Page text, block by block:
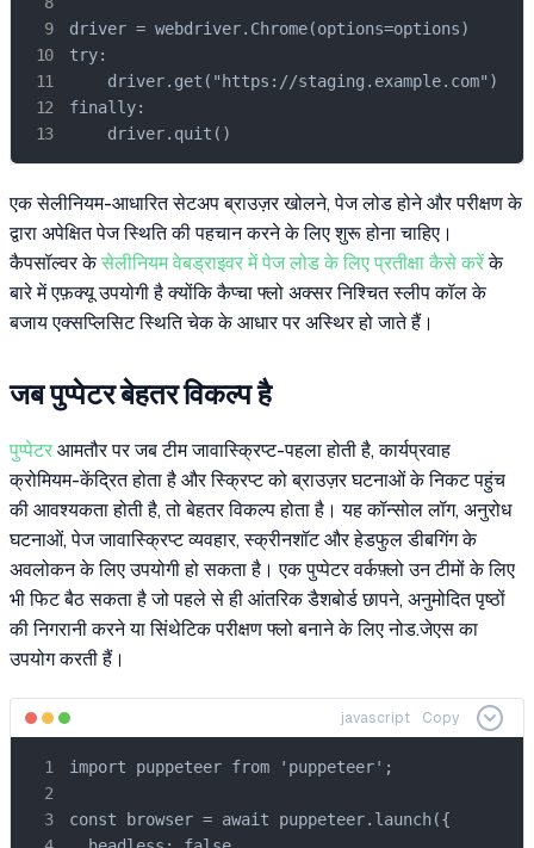
driver = webdriver.Chrome(options=options)
try:
    driver.get("https://staging.example.com")
finally:
    driver.quit()
एक सेलीनियम-आधारित सेटअप ब्राउज़र खोलने, पेज लोड होने और परीक्षण के
द्वारा अपेक्षित पेज स्थिति की पहचान करने के लिए शुरू होना चाहिए।
कैपसॉल्वर केसेलीनियम वेबड्राइवर में पेज लोड के लिए प्रतीक्षा कैसे करेंके
बारे में एफ़क्यू उपयोगी है क्योंकि कैप्चा फ्लो अक्सर निश्चित स्लीप कॉल के
बजाय एक्सप्लिसिट स्थिति चेक के आधार पर अस्थिर हो जाते हैं।
जब पुप्पेटर बेहतर विकल्प है
पुप्पेटर आमतौर पर जब टीम जावास्क्रिप्ट-पहला होती है, कार्यप्रवाह
क्रोमियम-केंद्रित होता है और स्क्रिप्ट को ब्राउज़र घटनाओं के निकट पहुंच
की आवश्यकता होती है, तो बेहतर विकल्प होता है। यह कॉन्सोल लॉग, अनुरोध
घटनाओं, पेज जावास्क्रिप्ट व्यवहार, स्क्रीनशॉट और हेडफुल डीबगिंग के
अवलोकन के लिए उपयोगी हो सकता है। एक पुप्पेटर वर्कफ़्लो उन टीमों के लिए
भी फिट बैठ सकता है जो पहले से ही आंतरिक डैशबोर्ड छापने, अनुमोदित पृष्ठों
की निगरानी करने या सिंथेटिक परीक्षण फ्लो बनाने के लिए नोड.जेएस का
उपयोग करती हैं।
javascript Copy
import puppeteer from 'puppeteer';
const browser = await puppeteer.launch({